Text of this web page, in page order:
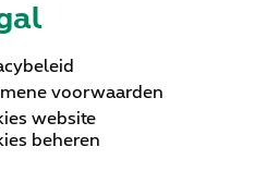
voorwaarden
website
beheren